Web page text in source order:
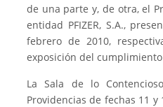
de una parte y, de otra, el
entidad PFIZER, S.A.,
febrero de 2010,
exposición del
La Sala de lo
Providencias de fechas 11